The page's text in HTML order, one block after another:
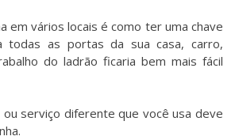
em vários locais é como ter uma chave
todas as portas da sua casa, carro,
do ladrão ficaria bem mais fácil
ou serviço diferente que você usa deve